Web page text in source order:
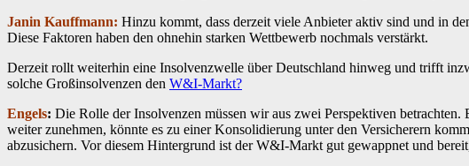
Janin Kauffmann: Hinzu kommt, dass derzeit viele Anbieter aktiv sind und in
Diese Faktoren haben den ohnehin starken Wettbewerb nochmals verstärkt.
Derzeit rollt weiterhin eine Insolvenz­welle über Deutschland hinweg und trifft
solche Groß­insolvenzen den W&I-Markt?
Engels: Die Rolle der Insolvenzen müssen wir aus zwei Perspektiven
weiter zunehmen, könnte es zu einer Konsolidierung unter den Versicherern
abzusichern. Vor diesem Hintergrund ist der W&I-Markt gut gewappnet und